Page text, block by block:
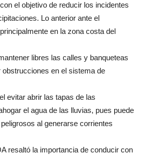
el objetivo de reducir los incidentes
Lo anterior ante el
en la zona costa del
libres las calles y banqueteas
en el sistema de
evitar abrir las tapas de las
el agua de las lluvias, pues puede
al generarse corrientes
resaltó la importancia de conducir con